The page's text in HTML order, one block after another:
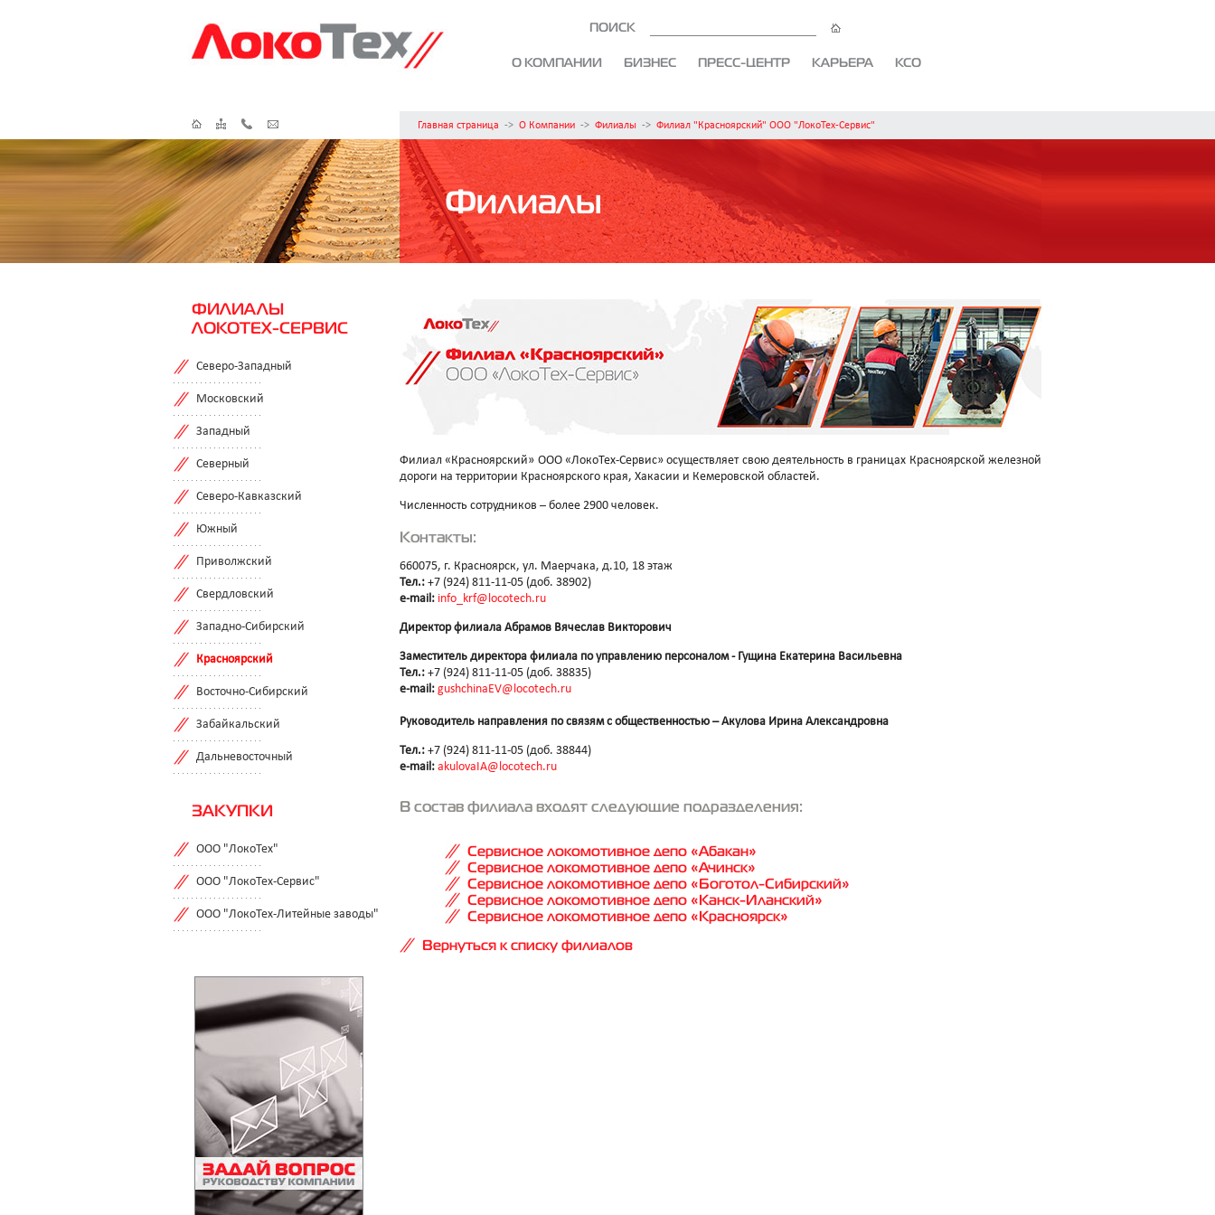
ПОИСК
О КОМПАНИИ БИЗНЕС ПРЕСС-ЦЕНТР КАРЬЕРА КСО
Главная страница -> О Компании -> Филиалы -> Филиал "Красноярский" ООО "ЛокоТех-Сервис"
Филиалы
ФИЛИАЛЫ
ЛОКОТЕХ-СЕРВИС
Северо-Западный
Московский
Западный
Северный
Северо-Кавказский
Южный
Приволжский
Свердловский
Западно-Сибирский
Красноярский
Восточно-Сибирский
Забайкальский
Дальневосточный
ЗАКУПКИ
ООО "ЛокоТех"
ООО "ЛокоТех-Сервис"
ООО "ЛокоТех-Литейные заводы"
Филиал «Красноярский» ООО «ЛокоТех-Сервис» осуществляет свою деятельность в границах Красноярской железной
дороги на территории Красноярского края, Хакасии и Кемеровской областей.
Численность сотрудников – более 2900 человек.
Контакты:
660075, г. Красноярск, ул. Маерчака, д.10, 18 этаж
Тел.: +7 (924) 811-11-05 (доб. 38902)
e-mail: info_krf@locotech.ru
Директор филиала Абрамов Вячеслав Викторович
Заместитель директора филиала по управлению персоналом - Гущина Екатерина Васильевна
Тел.: +7 (924) 811-11-05 (доб. 38835)
e-mail: gushchinaEV@locotech.ru
Руководитель направления по связям с общественностью –Акулова Ирина Александровна
Тел.: +7 (924) 811-11-05 (доб. 38844)
e-mail: akulovaIA@locotech.ru
В состав филиала входят следующие подразделения:
Сервисное локомотивное депо «Абакан»
Сервисное локомотивное депо «Ачинск»
Сервисное локомотивное депо «Боготол-Сибирский»
Сервисное локомотивное депо «Канск-Иланский»
Сервисное локомотивное депо «Красноярск»
Вернуться к списку филиалов